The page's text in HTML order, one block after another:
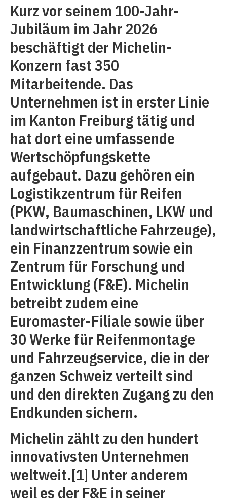
Kurz vor seinem 100-Jahr-
Jubiläum im Jahr 2026
beschäftigt der Michelin-
Konzern fast 350
Mitarbeitende. Das
Unternehmen ist in erster Linie
im Kanton Freiburg tätig und
hat dort eine umfassende
Wertschöpfungskette
aufgebaut. Dazu gehören ein
Logistikzentrum für Reifen
(PKW, Baumaschinen, LKW und
landwirtschaftliche Fahrzeuge),
ein Finanzzentrum sowie ein
Zentrum für Forschung und
Entwicklung (F&E). Michelin
betreibt zudem eine
Euromaster-Filiale sowie über
30 Werke für Reifenmontage
und Fahrzeugservice, die in der
ganzen Schweiz verteilt sind
und den direkten Zugang zu den
Endkunden sichern.
Michelin zählt zu den hundert
innovativsten Unternehmen
weltweit.[1] Unter anderem
weil es der F&E in seiner